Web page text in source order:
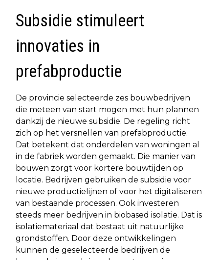
Subsidie stimuleert
innovaties in
prefabproductie
De provincie selecteerde zes bouwbedrijven
die meteen van start mogen met hun plannen
dankzij de nieuwe subsidie. De regeling richt
zich op het versnellen van prefabproductie.
Dat betekent dat onderdelen van woningen al
in de fabriek worden gemaakt. Die manier van
bouwen zorgt voor kortere bouwtijden op
locatie. Bedrijven gebruiken de subsidie voor
nieuwe productielijnen of voor het digitaliseren
van bestaande processen. Ook investeren
steeds meer bedrijven in biobased isolatie. Dat is
isolatiemateriaal dat bestaat uit natuurlijke
grondstoffen. Door deze ontwikkelingen
kunnen de geselecteerde bedrijven de